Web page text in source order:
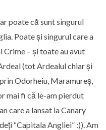
poate că sunt singurul
Poate și singurul care a
Crime – și toate au avut
(tot Ardealul chiar și
Odorheiu, Maramureș,
mai fi că le-am pierdut
care a lansat la Canary
“Capitala Angliei” :)). Am